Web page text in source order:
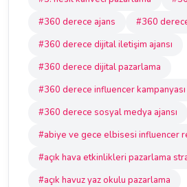
#360 derece ajans
#360
#360 derece dijital iletişim ajansı
#360 derece dijital pazarlama
#360 derece influencer kampanyası
#360 derece sosyal medya ajansı
#abiye ve gece elbisesi influencer
#açık hava etkinlikleri pazarlama
#açık havuz yaz okulu pazarlama